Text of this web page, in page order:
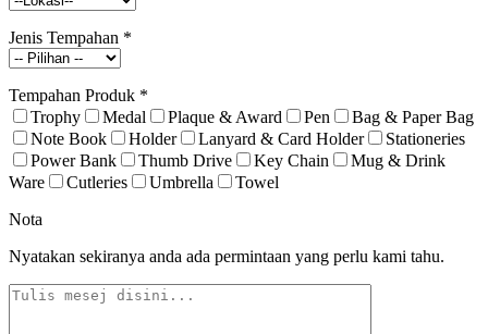
Jenis Tempahan *
Tempahan Produk *
Trophy
Medal Plaque & Award Pen
Bag & Paper Bag
Note Book
Holder Lanyard & Card Holder
Stationeries
Power Bank
Thumb Drive Key Chain
Mug & Drink
Ware
Cutleries Umbrella
Towel
Nota
Nyatakan sekiranya anda ada permintaan yang perlu kami tahu.